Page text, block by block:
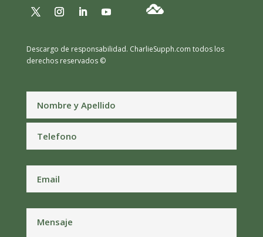
Descargo de responsabilidad. CharlieSupph.com todos los
derechos reservados ©